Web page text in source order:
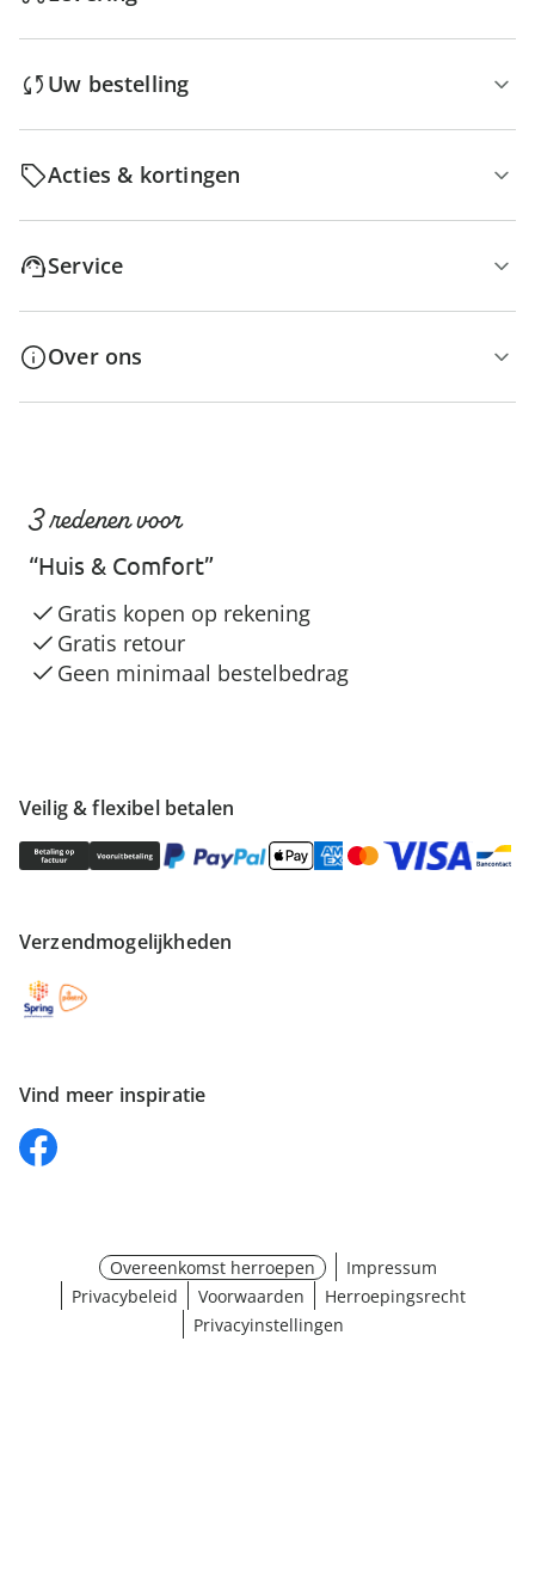
Uw bestelling
Acties & kortingen
Service
Over ons
Veilig & flexibel betalen
Verzendmogelijkheden
Vind meer inspiratie
3 redenen voor
“Huis & Comfort”
Gratis kopen op rekening
Gratis retour
Geen minimaal bestelbedrag
Overeenkomst herroepen
Impressum
Privacybeleid
Voorwaarden
Herroepingsrecht
Privacyinstellingen